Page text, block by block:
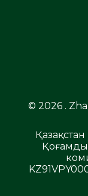
© 2026 .